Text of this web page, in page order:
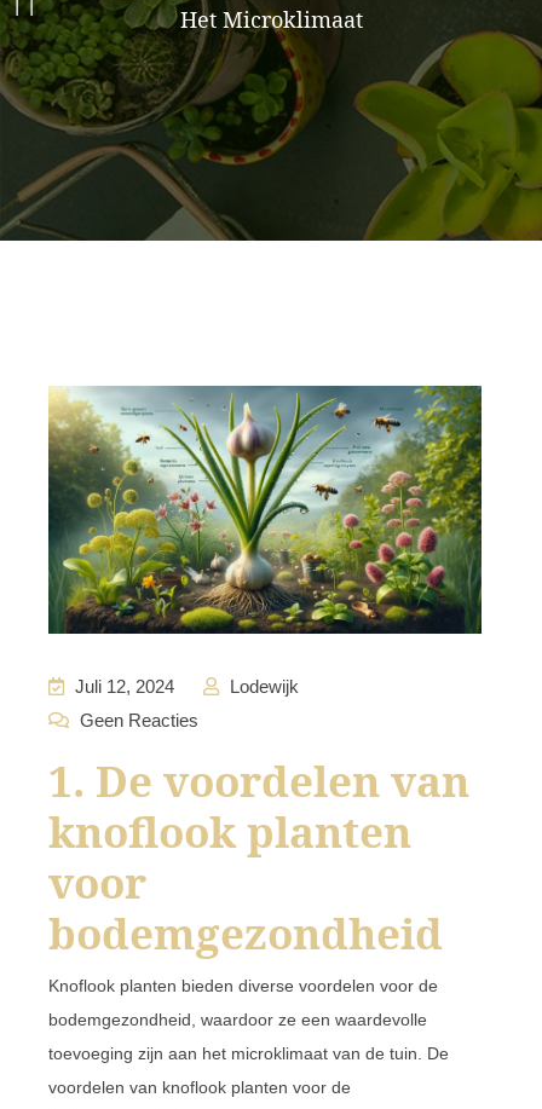
Het Microklimaat
Juli 12, 2024
Lodewijk
Geen Reacties
1. De voordelen van
knoflook planten
voor
bodemgezondheid
Knoflook planten bieden diverse voordelen voor de
bodemgezondheid, waardoor ze een waardevolle
toevoeging zijn aan het microklimaat van de tuin. De
voordelen van knoflook planten voor de